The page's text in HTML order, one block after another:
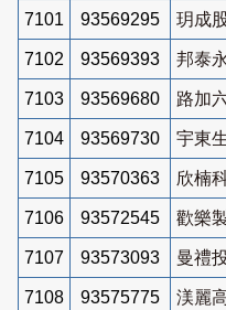
7101 93569295 玥成
7102 93569393 邦泰
7103 93569680 路加
7104 93569730 宇東
7105 93570363 欣楠
7106 93572545 歡樂
7107 93573093 曼禮
7108 93575775 渼麗